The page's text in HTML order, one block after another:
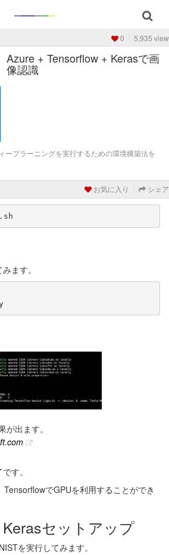
0 5,935 view
Azure + Tensorflow + Kerasで画
像認識
ープラーニングを実行するための環境構築法を
お気に入り シェア
ます。
が出ます。
す。
でGPUを利用することができ
セットアップ
を実行してみます。